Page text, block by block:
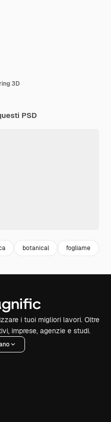
3D
PSD
botanical fogliame
i tuoi migliori lavori. Oltre
imprese, agenzie e studi.